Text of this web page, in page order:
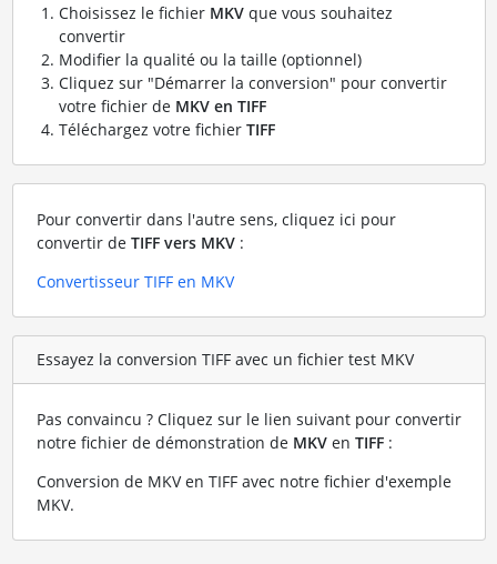
Choisissez le fichier MKVque vous souhaitez
convertir
Modifier la qualité ou la taille (optionnel)
Cliquez sur "Démarrer la conversion" pour convertir
votre fichier de MKV en TIFF
Téléchargez votre fichier TIFF
Pour convertir dans l'autre sens, cliquez ici pour
convertir de TIFF vers MKV:
Convertisseur TIFF en MKV
Essayez la conversion TIFF avec un fichier test MKV
Pas convaincu ? Cliquez sur le lien suivant pour convertir
notre fichier de démonstration de MKVen TIFF:
Conversion de MKV en TIFF avec notre fichier d'exemple
MKV.